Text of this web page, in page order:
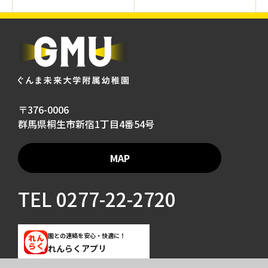
〒376-0006
群馬県桐生市新宿1丁目4番54号
MAP
TEL0277-22-2720
園との連絡を安心・快適に！
れんらくアプリ